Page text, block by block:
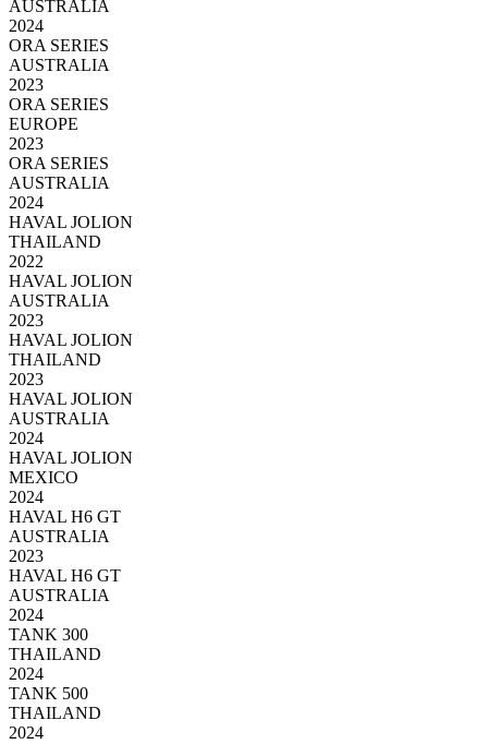
AUSTRALIA
2024
ORA SERIES
AUSTRALIA
2023
ORA SERIES
EUROPE
2023
ORA SERIES
AUSTRALIA
2024
HAVAL JOLION
THAILAND
2022
HAVAL JOLION
AUSTRALIA
2023
HAVAL JOLION
THAILAND
2023
HAVAL JOLION
AUSTRALIA
2024
HAVAL JOLION
MEXICO
2024
HAVAL H6 GT
AUSTRALIA
2023
HAVAL H6 GT
AUSTRALIA
2024
TANK 300
THAILAND
2024
TANK 500
THAILAND
2024